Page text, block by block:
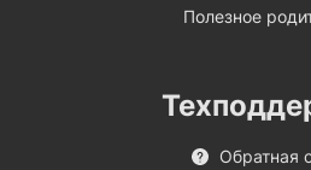
Полезное
Обратная